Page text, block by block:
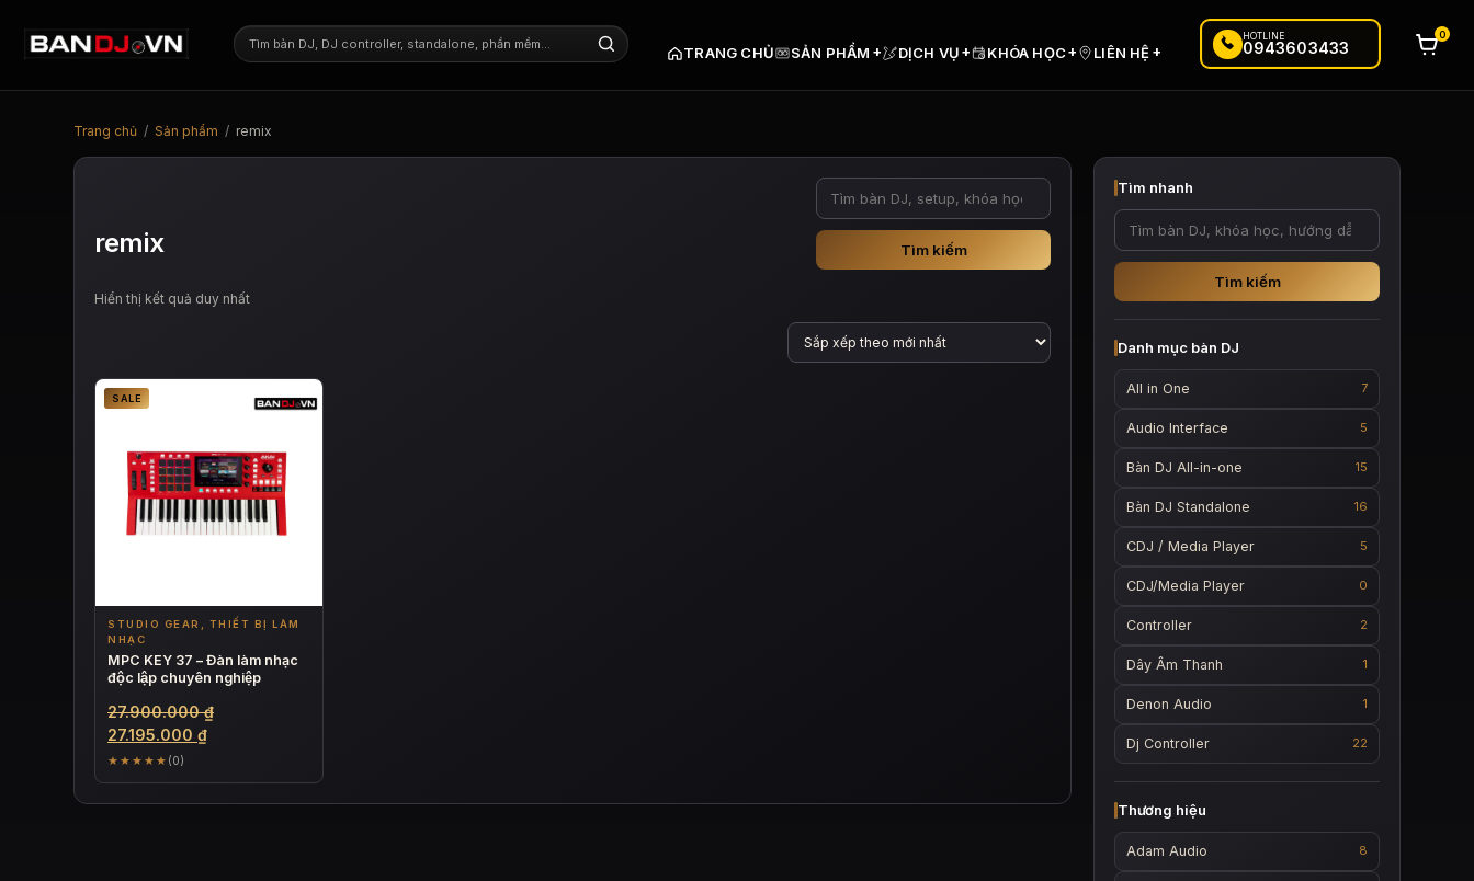
TRANG CHỦ SẢN PHẨM + DỊCH VỤ+ KHÓA HỌC+ LIÊN HỆ +
HOTLINE
0943603433
0
Trang chủ / Sản phẩm / remix
remix Tìm kiếm
Hiển thị kết quả duy nhất
SALE
STUDIO GEAR, THIẾT BỊ LÀM
NHẠC
MPC KEY 37 – Đàn làm nhạc
độc lập chuyên nghiệp
27.900.000₫Giá
27.900.000 ₫.
27.195.000 ₫Giá
tại
là:
★★★★★ (0)
Tìm nhanh
Tìm kiếm
Danh mục bàn DJ
All in One 7
Audio Interface 5
Bàn DJ All-in-one 15
Bàn DJ Standalone 16
CDJ / Media Player 5
CDJ/Media Player 0
Controller 2
Dây Âm Thanh 1
Denon Audio 1
Dj Controller 22
Thương hiệu
Adam Audio 8